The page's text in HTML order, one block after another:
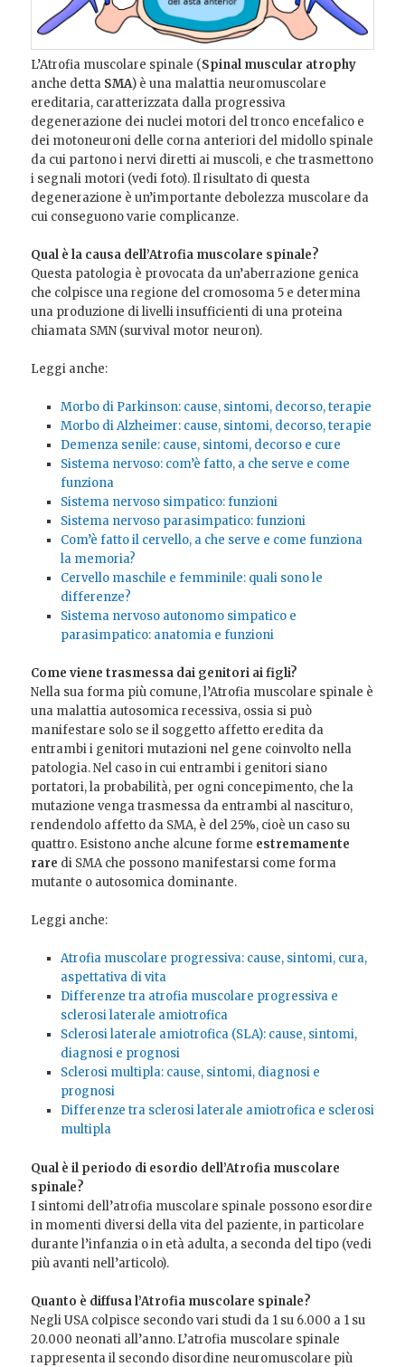
L’Atrofia muscolare spinale (Spinal muscular atrophy
anche detta SMA) è una malattia neuromuscolare
ereditaria, caratterizzata dalla progressiva
degenerazione dei nuclei motori del tronco encefalico e
dei motoneuroni delle corna anteriori del midollo spinale
da cui partono i nervi diretti ai muscoli, e che trasmettono
i segnali motori (vedi foto). Il risultato di questa
degenerazione è un’importante debolezza muscolare da
cui conseguono varie complicanze.
Qual è la causa dell’Atrofia muscolare spinale?
Questa patologia è provocata da un’aberrazione genica
che colpisce una regione del cromosoma 5 e determina
una produzione di livelli insufficienti di una proteina
chiamata SMN (survival motor neuron).
Leggi anche:
Morbo di Parkinson: cause, sintomi, decorso, terapie
Morbo di Alzheimer: cause, sintomi, decorso, terapie
Demenza senile: cause, sintomi, decorso e cure
Sistema nervoso: com’è fatto, a che serve e come
funziona
Sistema nervoso simpatico: funzioni
Sistema nervoso parasimpatico: funzioni
Com’è fatto il cervello, a che serve e come funziona
la memoria?
Cervello maschile e femminile: quali sono le
differenze?
Sistema nervoso autonomo simpatico e
parasimpatico: anatomia e funzioni
Come viene trasmessa dai genitori ai figli?
Nella sua forma più comune, l’Atrofia muscolare spinale è
una malattia autosomica recessiva, ossia si può
manifestare solo se il soggetto affetto eredita da
entrambi i genitori mutazioni nel gene coinvolto nella
patologia. Nel caso in cui entrambi i genitori siano
portatori, la probabilità, per ogni concepimento, che la
mutazione venga trasmessa da entrambi al nascituro,
rendendolo affetto da SMA, è del 25%, cioè un caso su
quattro. Esistono anche alcune forme estremamente
rare di SMA che possono manifestarsi come forma
mutante o autosomica dominante.
Leggi anche:
Atrofia muscolare progressiva: cause, sintomi, cura,
aspettativa di vita
Differenze tra atrofia muscolare progressiva e
sclerosi laterale amiotrofica
Sclerosi laterale amiotrofica (SLA): cause, sintomi,
diagnosi e prognosi
Sclerosi multipla: cause, sintomi, diagnosi e
prognosi
Differenze tra sclerosi laterale amiotrofica e sclerosi
multipla
Qual è il periodo di esordio dell’Atrofia muscolare
spinale?
I sintomi dell’atrofia muscolare spinale possono esordire
in momenti diversi della vita del paziente, in particolare
durante l’infanzia o in età adulta, a seconda del tipo (vedi
più avanti nell’articolo).
Quanto è diffusa l’Atrofia muscolare spinale?
Negli USA colpisce secondo vari studi da 1 su 6.000 a 1 su
20.000 neonati all’anno.L’atrofia muscolare spinale
rappresenta il secondo disordine neuromuscolare più